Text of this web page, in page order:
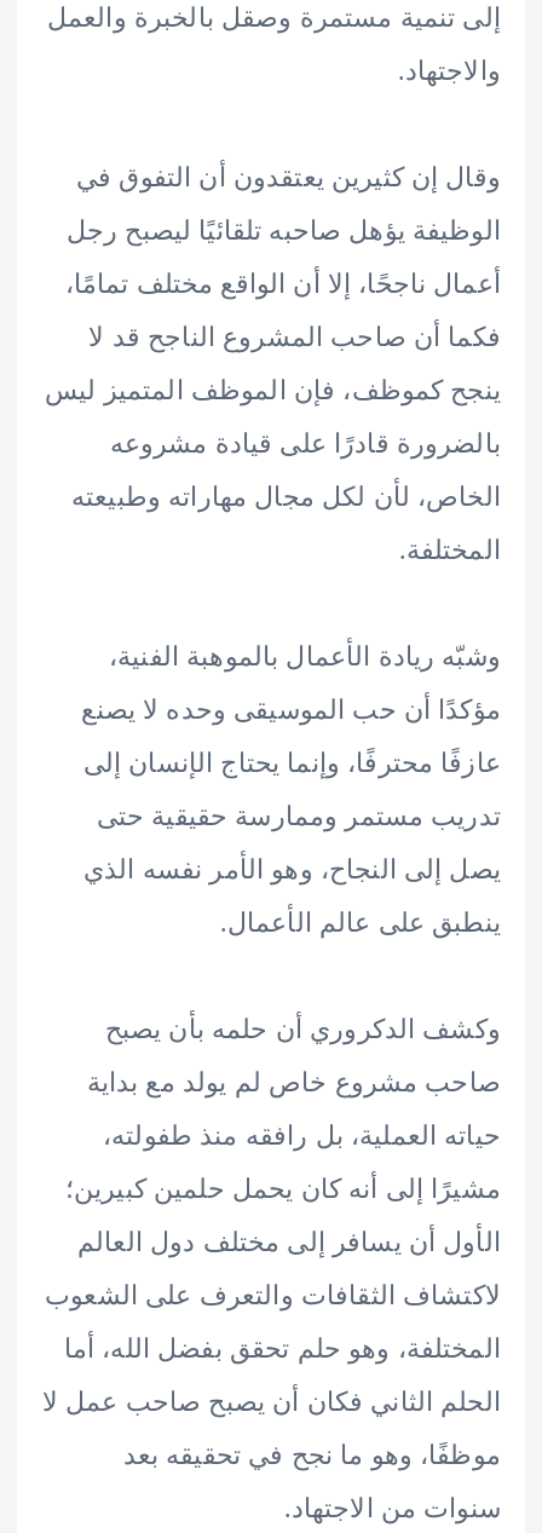
مستمرة وصقل بالخبرة والعمل
إن كثيرين يعتقدون أن التفوق في
يؤهل صاحبه تلقائيًا ليصبح رجل
ناجحًا، إلا أن الواقع مختلف تمامًا،
أن صاحب المشروع الناجح قد لا
كموظف، فإن الموظف المتميز ليس
قادرًا على قيادة مشروعه
لأن لكل مجال مهاراته وطبيعته
ريادة الأعمال بالموهبة الفنية،
أن حب الموسيقى وحده لا يصنع
محترفًا، وإنما يحتاج الإنسان إلى
مستمر وممارسة حقيقية حتى
النجاح، وهو الأمر نفسه الذي
على عالم الأعمال.
الدكروري أن حلمه بأن يصبح
مشروع خاص لم يولد مع بداية
العملية، بل رافقه منذ طفولته،
إلى أنه كان يحمل حلمين كبيرين؛
أن يسافر إلى مختلف دول العالم
الثقافات والتعرف على الشعوب
وهو حلم تحقق بفضل الله، أما
الثاني فكان أن يصبح صاحب عمل لا
وهو ما نجح في تحقيقه بعد
من الاجتهاد.